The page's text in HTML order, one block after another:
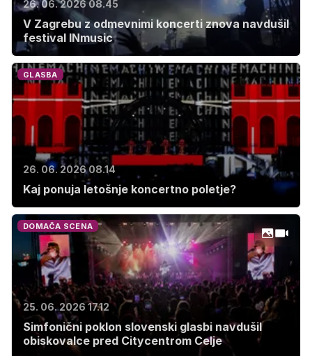
26. 06. 2026 08.45
V Zagrebu z odmevnimi koncerti znova navdušil
festival INmusic
GLASBA
26. 06. 2026 08.14
Kaj ponuja letošnje koncertno poletje?
DOMAČA SCENA
25. 06. 2026 17.12
Simfonični poklon slovenski glasbi navdušil
obiskovalce pred Citycentrom Celje